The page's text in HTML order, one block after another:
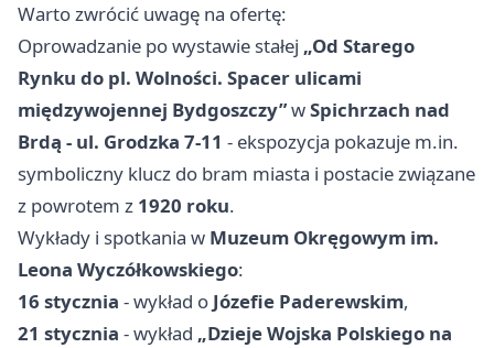
Warto zwrócić uwagę na ofertę:
Oprowadzanie po wystawie stałej „Od Starego
Rynku do pl. Wolności. Spacer ulicami
międzywojennej Bydgoszczy”wSpichrzach nad
Brdą - ul. Grodzka 7-11 - ekspozycja pokazuje m.in.
symboliczny klucz do bram miasta i postacie związane
z powrotem z 1920 roku.
Wykłady i spotkania w Muzeum Okręgowym im.
Leona Wyczółkowskiego:
16 stycznia - wykład o Józefie Paderewskim,
21 stycznia - wykład „Dzieje Wojska Polskiego na